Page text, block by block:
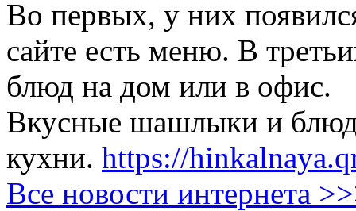
Во первых, у них
сайте есть меню. В
блюд на дом или в офис.
Вкусные шашлыки и
кухни. https://
Все новости интернета